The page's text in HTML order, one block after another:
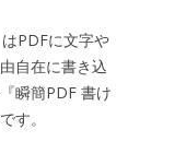
PDFに文字や
自在に書き込
瞬簡PDF 書け
す。